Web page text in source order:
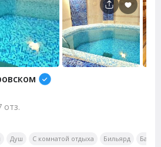
отз.
Душ С комнатой отдыха Бильярд Бар